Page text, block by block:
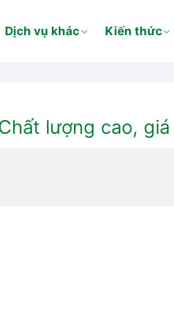
Dịch vụ khác Kiến thức
lượng cao,